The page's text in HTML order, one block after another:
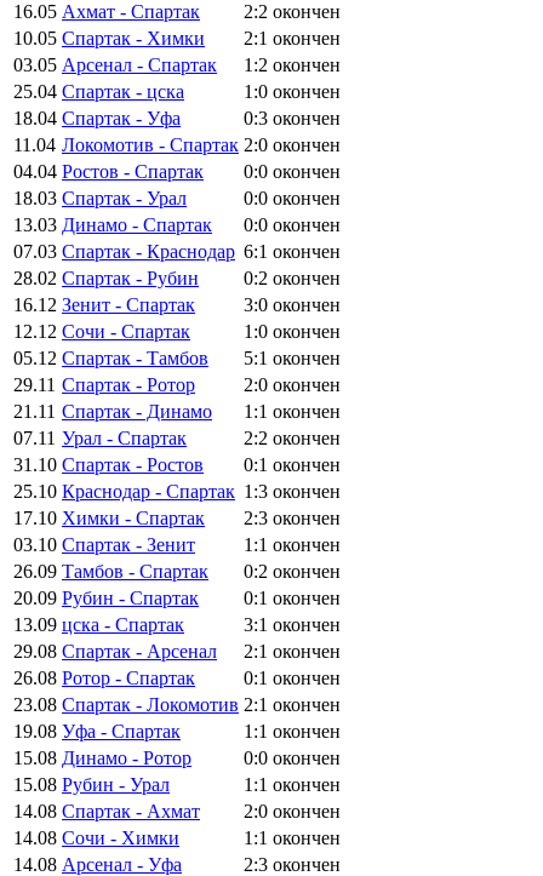
16.05 Ахмат - Спартак 2:2 окончен
10.05 Спартак - Химки 2:1 окончен
03.05 Арсенал - Спартак 1:2 окончен
25.04 Спартак - цска 1:0 окончен
18.04 Спартак - Уфа 0:3 окончен
11.04 Локомотив - Спартак 2:0 окончен
04.04 Ростов - Спартак 0:0 окончен
18.03 Спартак - Урал 0:0 окончен
13.03 Динамо - Спартак 0:0 окончен
07.03 Спартак - Краснодар 6:1 окончен
28.02 Спартак - Рубин 0:2 окончен
16.12 Зенит - Спартак 3:0 окончен
12.12 Сочи - Спартак 1:0 окончен
05.12 Спартак - Тамбов 5:1 окончен
29.11 Спартак - Ротор 2:0 окончен
21.11 Спартак - Динамо 1:1 окончен
07.11 Урал - Спартак 2:2 окончен
31.10 Спартак - Ростов 0:1 окончен
25.10 Краснодар - Спартак 1:3 окончен
17.10 Химки - Спартак 2:3 окончен
03.10 Спартак - Зенит 1:1 окончен
26.09 Тамбов - Спартак 0:2 окончен
20.09 Рубин - Спартак 0:1 окончен
13.09 цска - Спартак 3:1 окончен
29.08 Спартак - Арсенал 2:1 окончен
26.08 Ротор - Спартак 0:1 окончен
23.08 Спартак - Локомотив 2:1 окончен
19.08 Уфа - Спартак 1:1 окончен
15.08 Динамо - Ротор 0:0 окончен
15.08 Рубин - Урал 1:1 окончен
14.08 Спартак - Ахмат 2:0 окончен
14.08 Сочи - Химки 1:1 окончен
14.08 Арсенал - Уфа 2:3 окончен